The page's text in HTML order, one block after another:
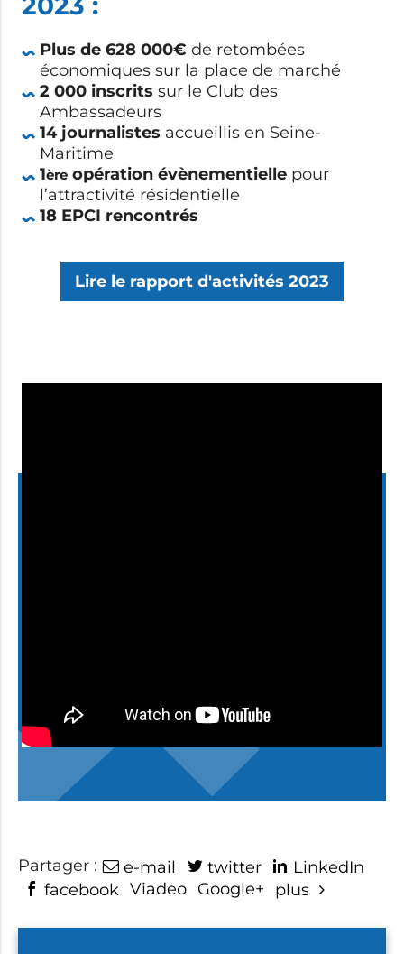
Plus de 628 000€ de retombées
économiques sur la place de marché
2 000 inscrits sur le Club des
Ambassadeurs
14 journalistes accueillis en Seine-
Maritime
1ère opération évènementielle pour
l’attractivité résidentielle
18 EPCI rencontrés
Lire le rapport d'activités 2023
Partager : e-mail twitter
LinkedIn
facebook Viadeo Google+ plus